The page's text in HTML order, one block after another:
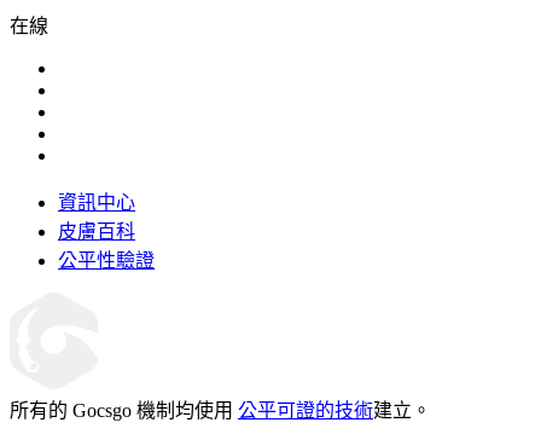
在線
資訊中心
皮膚百科
公平性驗證
所有的 Gocsgo 機制均使用 公平可證的技術建立。